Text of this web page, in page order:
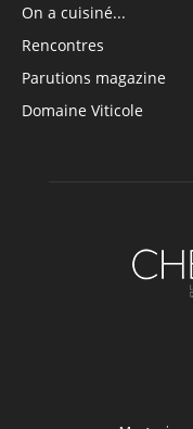
On a cuisiné...
Rencontres
Parutions magazine
Domaine Viticole